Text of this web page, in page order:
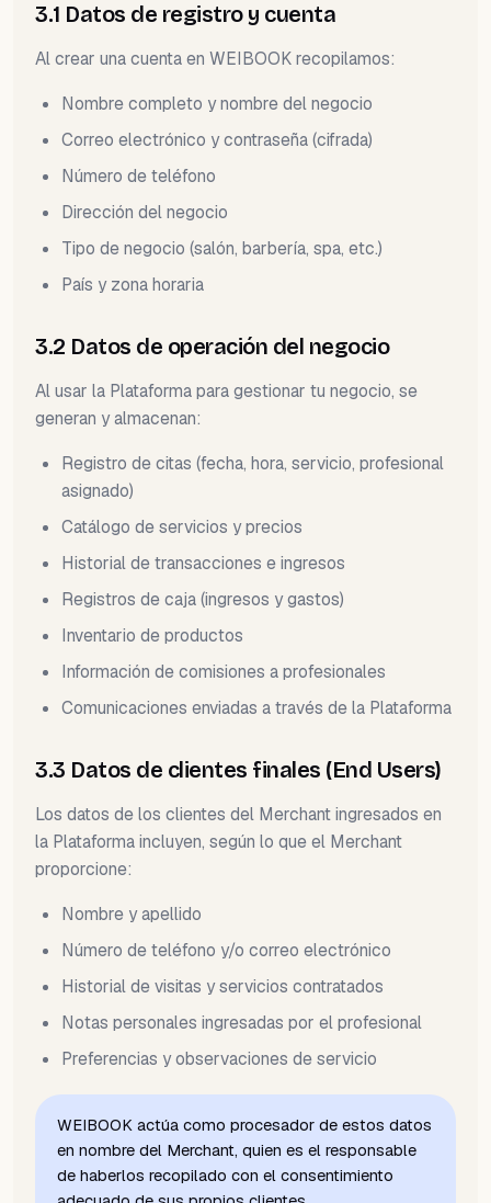
3.1 Datos de registro y cuenta
Al crear una cuenta en WEIBOOK recopilamos:
Nombre completo y nombre del negocio
Correo electrónico y contraseña (cifrada)
Número de teléfono
Dirección del negocio
Tipo de negocio (salón, barbería, spa, etc.)
País y zona horaria
3.2 Datos de operación del negocio
Al usar la Plataforma para gestionar tu negocio, se
generan y almacenan:
Registro de citas (fecha, hora, servicio, profesional
asignado)
Catálogo de servicios y precios
Historial de transacciones e ingresos
Registros de caja (ingresos y gastos)
Inventario de productos
Información de comisiones a profesionales
Comunicaciones enviadas a través de la Plataforma
3.3 Datos de clientes finales (End Users)
Los datos de los clientes del Merchant ingresados en
la Plataforma incluyen, según lo que el Merchant
proporcione:
Nombre y apellido
Número de teléfono y/o correo electrónico
Historial de visitas y servicios contratados
Notas personales ingresadas por el profesional
Preferencias y observaciones de servicio
WEIBOOK actúa como procesador de estos datos
en nombre del Merchant, quien es el responsable
de haberlos recopilado con el consentimiento